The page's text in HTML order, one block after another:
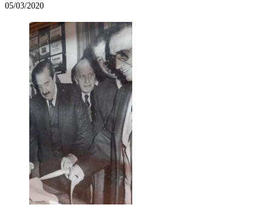
05/03/2020